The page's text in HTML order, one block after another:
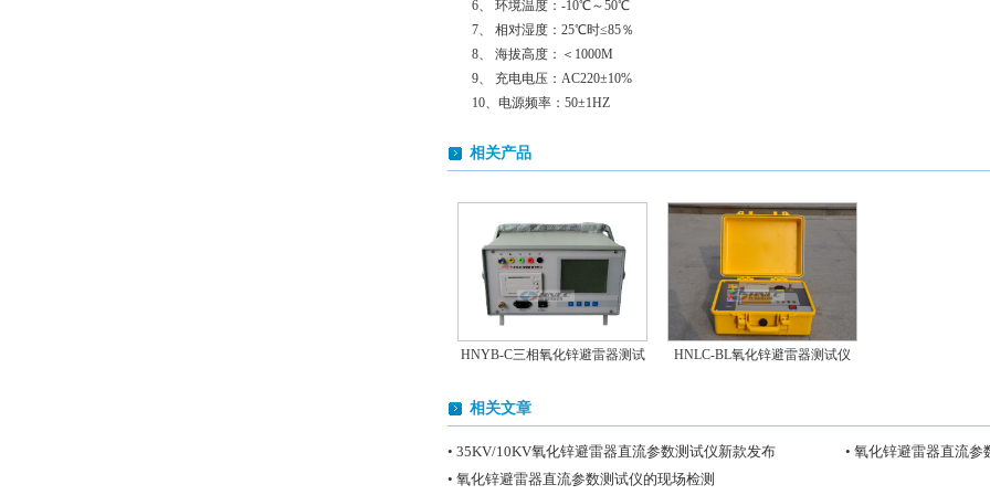
6、 环境温度：-10℃～50℃
7、 相对湿度：25℃时≤85％
8、 海拔高度：＜1000M
9、 充电电压：AC220±10%
10、电源频率：50±1HZ
相关产品
HNYB-C三相氧化锌避雷器测试
HNLC-BL氧化锌避雷器测试仪
相关文章
• 35KV/10KV氧化锌避雷器直流参数测试仪新款发布
• 氧化锌避雷器直流参
• 氧化锌避雷器直流参数测试仪的现场检测